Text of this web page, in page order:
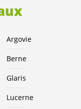
Argovie
Berne
Glaris
Lucerne